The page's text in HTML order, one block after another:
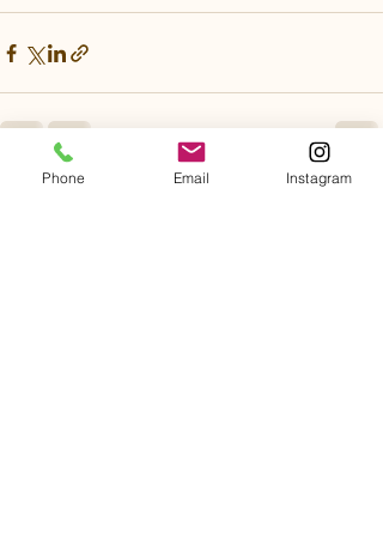
最新記事 すべて表示
Phone Email Instagram